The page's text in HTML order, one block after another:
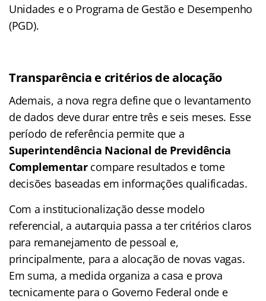
Unidades e o Programa de Gestão e Desempenho
(PGD).
Transparência e critérios de alocação
Ademais, a nova regra define que o levantamento
de dados deve durar entre três e seis meses. Esse
período de referência permite que a
Superintendência Nacional de Previdência
Complementarcompare resultados e tome
decisões baseadas em informações qualificadas.
Com a institucionalização desse modelo
referencial, a autarquia passa a ter critérios claros
para remanejamento de pessoal e,
principalmente, para a alocação de novas vagas.
Em suma, a medida organiza a casa e prova
tecnicamente para o Governo Federal onde e